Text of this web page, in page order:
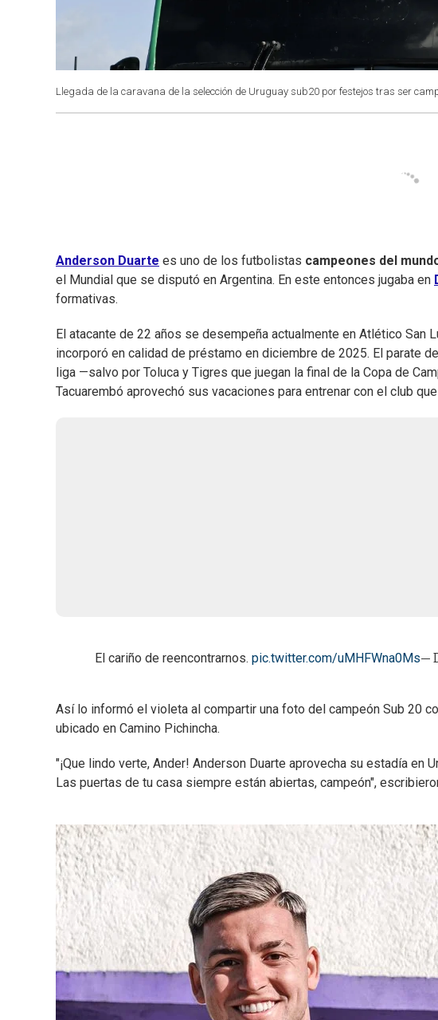
Llegada de la caravana de la selección de Uruguay sub20 por festejos tras ser
Anderson Duarte es uno de los futbolistas campeones del
el Mundial que se disputó en Argentina. En este entonces jugaba en
formativas.
El atacante de 22 años se desempeña actualmente en Atlético
incorporó en calidad de préstamo en diciembre de 2025. El parate
liga —salvo por Toluca y Tigres que juegan la final de la Copa de
Tacuarembó aprovechó sus vacaciones para entrenar con el club
El cariño de reencontrarnos. pic.twitter.com/uMHFWna0Ms—
Así lo informó el violeta al compartir una foto del campeón Sub 20
ubicado en Camino Pichincha.
"¡Que lindo verte, Ander! Anderson Duarte aprovecha su estadía en
Las puertas de tu casa siempre están abiertas, campeón",